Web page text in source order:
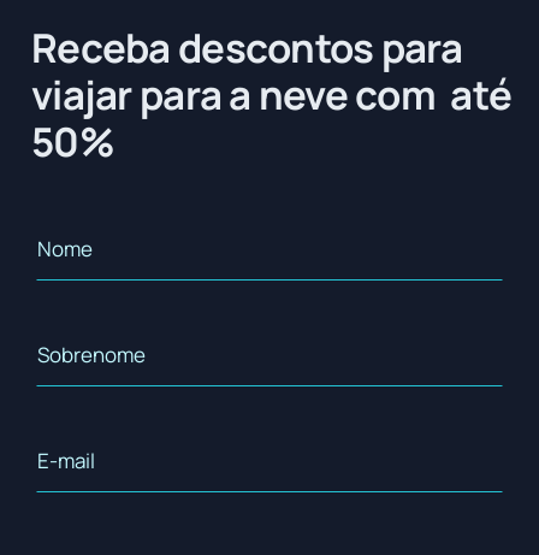
Receba descontos para
viajar para a neve com até
50%